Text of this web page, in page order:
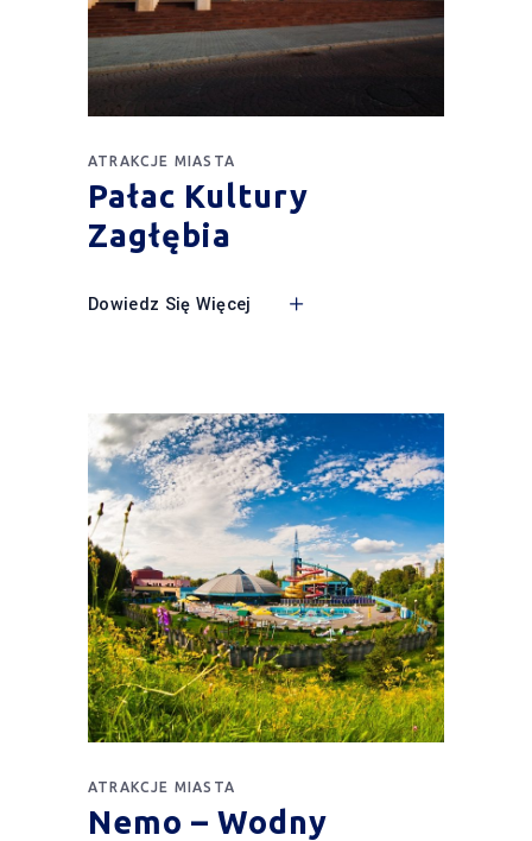
ATRAKCJE MIASTA
Pałac Kultury
Zagłębia
Dowiedz Się Więcej
ATRAKCJE MIASTA
Nemo – Wodny